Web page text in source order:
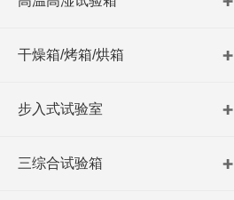
干燥箱/烤箱/烘箱
步入式试验室
三综合试验箱